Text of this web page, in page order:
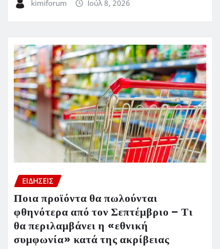
kimiforum Ιούλ 8, 2026
ΕΙΔΗΣΕΙΣ
Ποια προϊόντα θα πωλούνται
φθηνότερα από τον Σεπτέμβριο – Τι
θα περιλαμβάνει η «εθνική
συμφωνία» κατά της ακρίβειας